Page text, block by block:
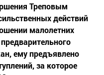
Треповым
действий
малолетних
ему предъявлено
за которое